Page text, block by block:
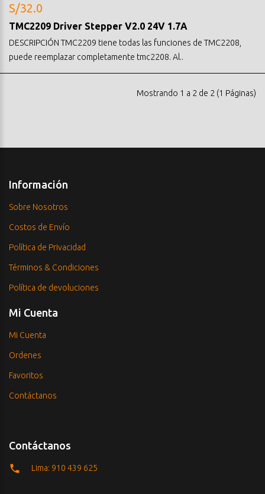
S/32.0
TMC2209 Driver Stepper V2.0 24V 1.7A
DESCRIPCIÓN TMC2209 tiene todas las funciones de TMC2208,
puede reemplazar completamente tmc2208. Al..
Mostrando 1 a 2 de 2 (1 Páginas)
Información
Sobre Nosotros
Costos de Envío
Política de Privacidad
Términos & Condiciones
Política de devoluciones
Mi Cuenta
Mi Cuenta
Ordenes
Favoritos
Contáctanos
Contáctanos
Lima: 910 439 625